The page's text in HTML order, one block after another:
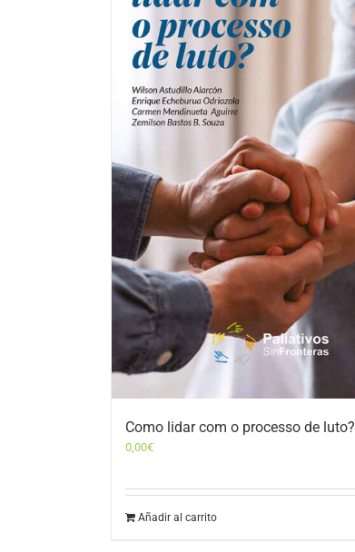
Como lidar com o processo de luto?
0,00€
Añadir al carrito